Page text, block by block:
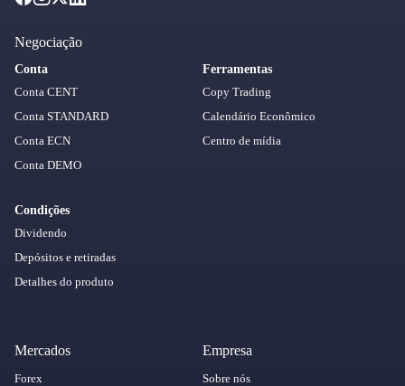
Negociação
Conta
Conta CENT
Conta STANDARD
Conta ECN
Conta DEMO
Condições
Dividendo
Depósitos e retiradas
Detalhes do produto
Ferramentas
Copy Trading
Calendário Econômico
Centro de mídia
Mercados
Forex
Empresa
Sobre nós